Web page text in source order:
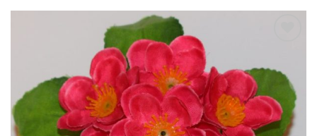
Add to
Wishlist